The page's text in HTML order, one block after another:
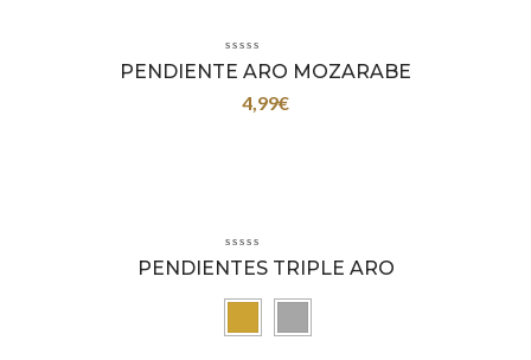
PENDIENTE ARO MOZARABE
4,99€
PENDIENTES TRIPLE ARO